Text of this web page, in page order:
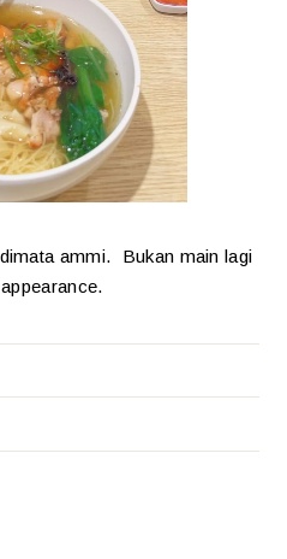
ammi. Bukan main lagi